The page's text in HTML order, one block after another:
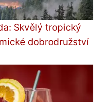
Skvělý tropický
dobrodružství